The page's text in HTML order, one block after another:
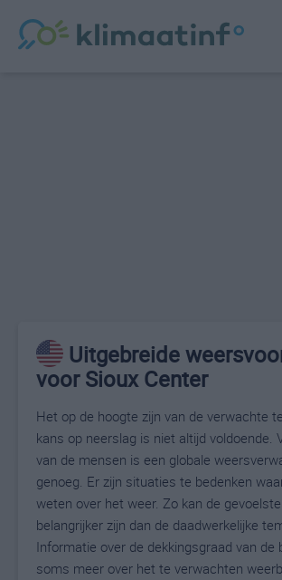
Uitgebreide
voor Sioux Center
Het op de hoogte zijn van de verwachte
kans op neerslag is niet altijd voldoende.
van de mensen is een globale
genoeg. Er zijn situaties te bedenken
weten over het weer. Zo kan de
belangrijker zijn dan de daadwerkelijke
Informatie over de dekkingsgraad van de
soms meer over het te verwachten